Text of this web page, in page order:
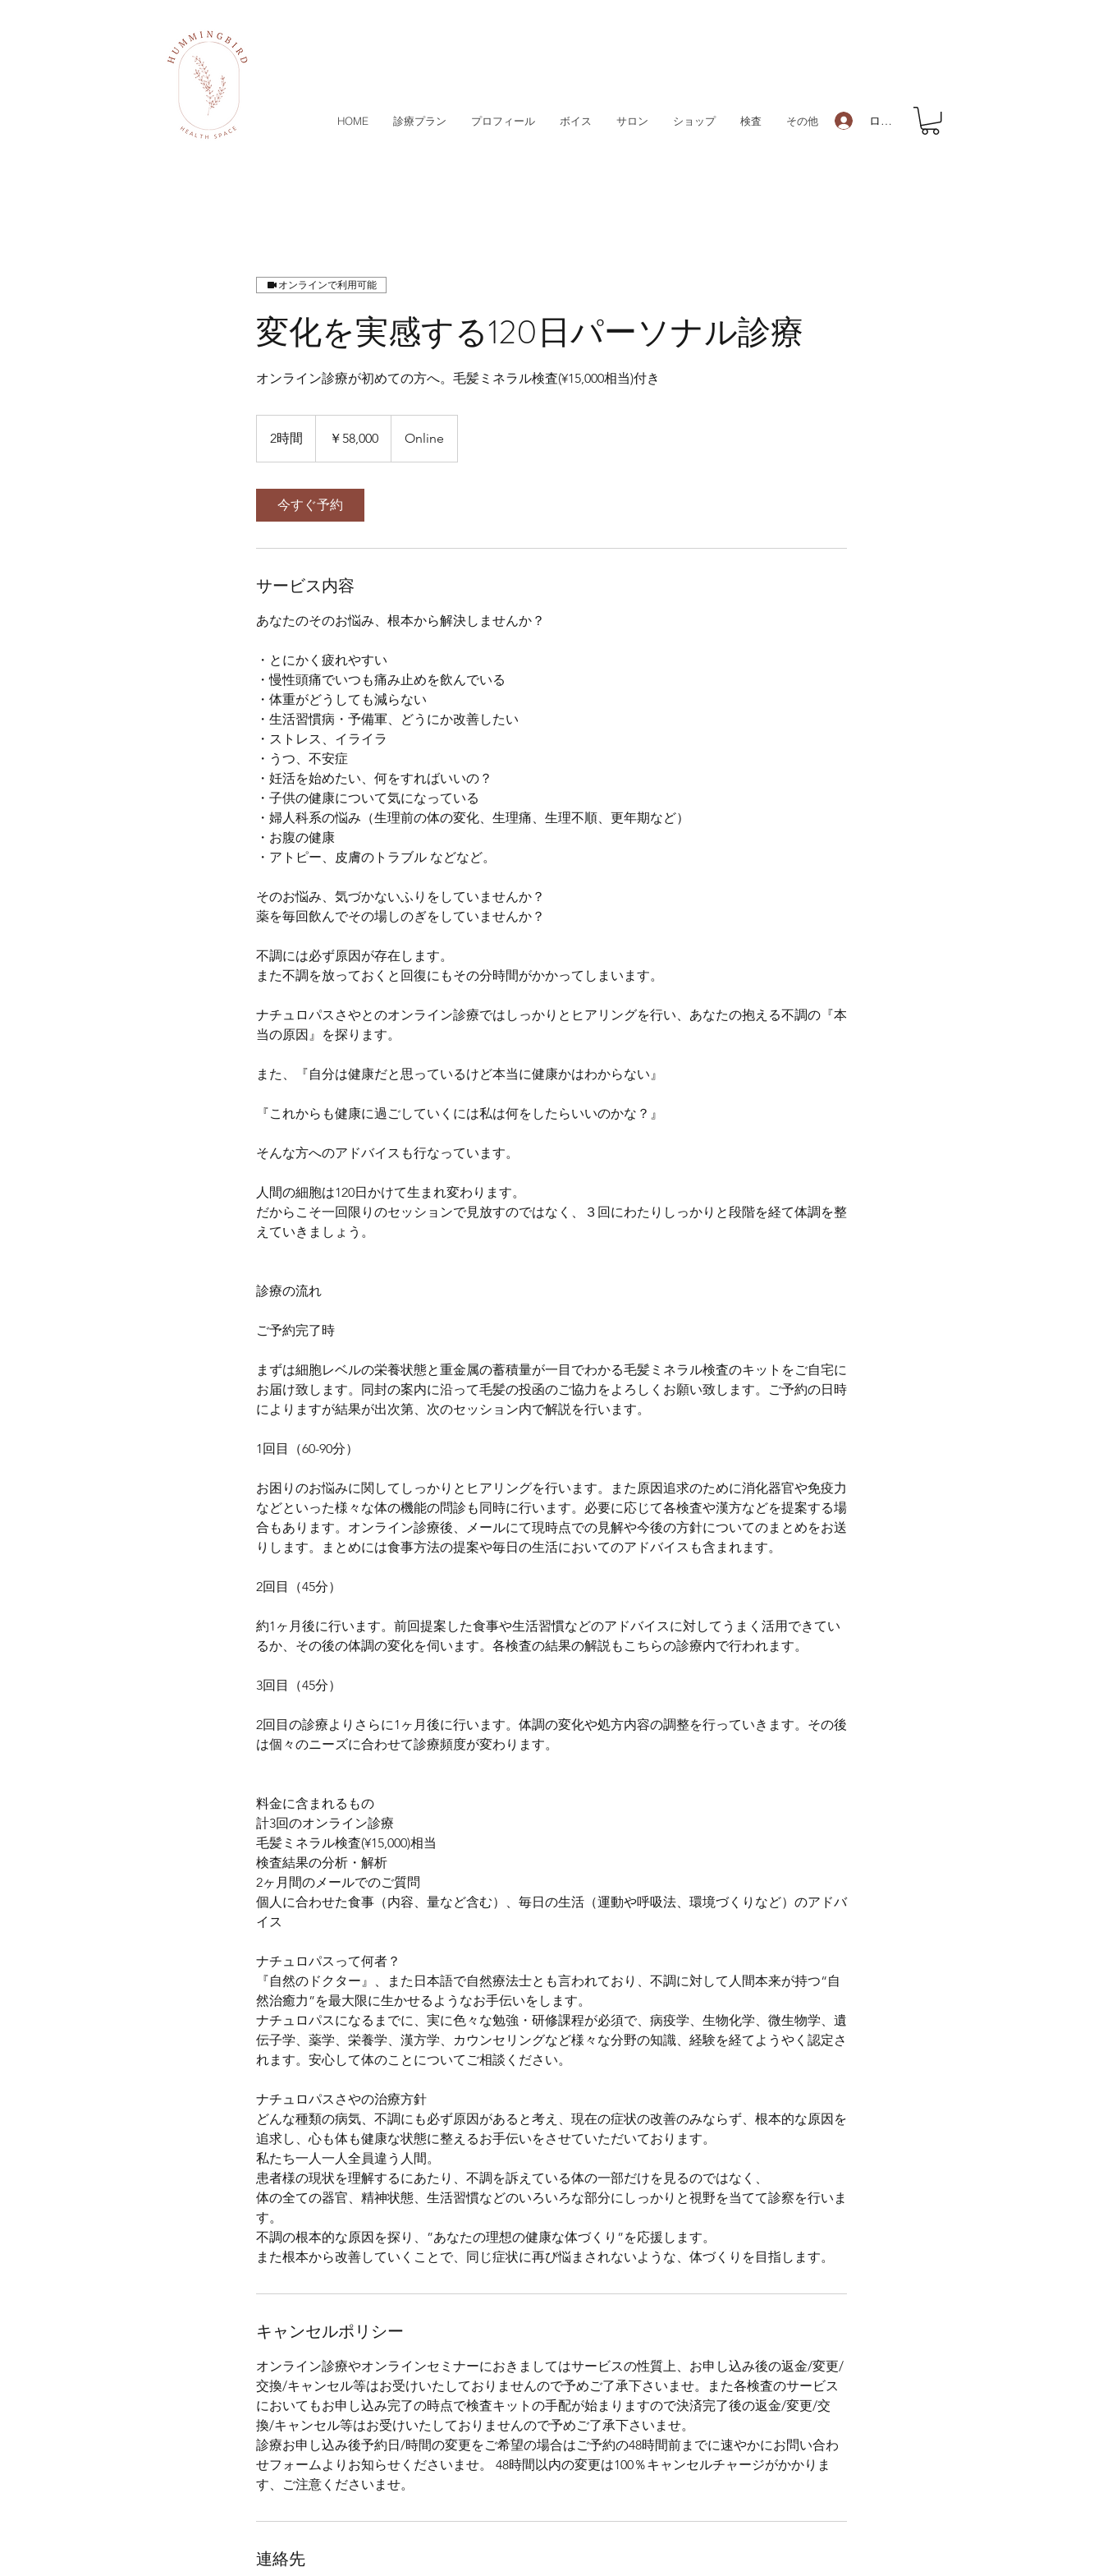
HOME 診療プラン プロフィール ボイス サロン ショップ 検査 その他 ログイン
オンラインで利用可能
変化を実感する120日パーソナル診療
オンライン診療が初めての方へ。毛髪ミネラル検査(¥15,000相当)付き
2時間
時
￥58,000 Online
今すぐ予約
サービス内容
あなたのそのお悩み、根本から解決しませんか？
・とにかく疲れやすい
・慢性頭痛でいつも痛み止めを飲んでいる
・体重がどうしても減らない
・生活習慣病・予備軍、どうにか改善したい
・ストレス、イライラ
・うつ、不安症
・妊活を始めたい、何をすればいいの？
・子供の健康について気になっている
・婦人科系の悩み（生理前の体の変化、生理痛、生理不順、更年期など）
・お腹の健康
・アトピー、皮膚のトラブル などなど。
そのお悩み、気づかないふりをしていませんか？
薬を毎回飲んでその場しのぎをしていませんか？
不調には必ず原因が存在します。
また不調を放っておくと回復にもその分時間がかかってしまいます。
ナチュロパスさやとのオンライン診療ではしっかりとヒアリングを行い、あなたの抱える不調の『本
当の原因』を探ります。
また、『自分は健康だと思っているけど本当に健康かはわからない』
『これからも健康に過ごしていくには私は何をしたらいいのかな？』
そんな方へのアドバイスも行なっています。
人間の細胞は120日かけて生まれ変わります。
だからこそ一回限りのセッションで見放すのではなく、３回にわたりしっかりと段階を経て体調を整
えていきましょう。
診療の流れ
ご予約完了時
まずは細胞レベルの栄養状態と重金属の蓄積量が一目でわかる毛髪ミネラル検査のキットをご自宅に
お届け致します。同封の案内に沿って毛髪の投函のご協力をよろしくお願い致します。ご予約の日時
によりますが結果が出次第、次のセッション内で解説を行います。
1回目（60-90分）
お困りのお悩みに関してしっかりとヒアリングを行います。また原因追求のために消化器官や免疫力
などといった様々な体の機能の問診も同時に行います。必要に応じて各検査や漢方などを提案する場
合もあります。オンライン診療後、メールにて現時点での見解や今後の方針についてのまとめをお送
りします。まとめには食事方法の提案や毎日の生活においてのアドバイスも含まれます。
2回目（45分）
約1ヶ月後に行います。前回提案した食事や生活習慣などのアドバイスに対してうまく活用できてい
るか、その後の体調の変化を伺います。各検査の結果の解説もこちらの診療内で行われます。
3回目（45分）
2回目の診療よりさらに1ヶ月後に行います。体調の変化や処方内容の調整を行っていきます。その後
は個々のニーズに合わせて診療頻度が変わります。
料金に含まれるもの
計3回のオンライン診療
毛髪ミネラル検査(¥15,000)相当
検査結果の分析・解析
2ヶ月間のメールでのご質問
個人に合わせた食事（内容、量など含む）、毎日の生活（運動や呼吸法、環境づくりなど）のアドバ
イス
ナチュロパスって何者？
『自然のドクター』、また日本語で自然療法士とも言われており、不調に対して人間本来が持つ“自
然治癒力”を最大限に生かせるようなお手伝いをします。
ナチュロパスになるまでに、実に色々な勉強・研修課程が必須で、病疫学、生物化学、微生物学、遺
伝子学、薬学、栄養学、漢方学、カウンセリングなど様々な分野の知識、経験を経てようやく認定さ
れます。安心して体のことについてご相談ください。
ナチュロパスさやの治療方針
どんな種類の病気、不調にも必ず原因があると考え、現在の症状の改善のみならず、根本的な原因を
追求し、心も体も健康な状態に整えるお手伝いをさせていただいております。
私たち一人一人全員違う人間。
患者様の現状を理解するにあたり、不調を訴えている体の一部だけを見るのではなく、
体の全ての器官、精神状態、生活習慣などのいろいろな部分にしっかりと視野を当てて診察を行いま
す。
不調の根本的な原因を探り、”あなたの理想の健康な体づくり”を応援します。
また根本から改善していくことで、同じ症状に再び悩まされないような、体づくりを目指します。
キャンセルポリシー
オンライン診療やオンラインセミナーにおきましてはサービスの性質上、お申し込み後の返金/変更/
交換/キャンセル等はお受けいたしておりませんので予めご了承下さいませ。また各検査のサービス
においてもお申し込み完了の時点で検査キットの手配が始まりますので決済完了後の返金/変更/交
換/キャンセル等はお受けいたしておりませんので予めご了承下さいませ。
診療お申し込み後予約日/時間の変更をご希望の場合はご予約の48時間前までに速やかにお問い合わ
せフォームよりお知らせくださいませ。 48時間以内の変更は100％キャンセルチャージがかかりま
す、ご注意くださいませ。
連絡先